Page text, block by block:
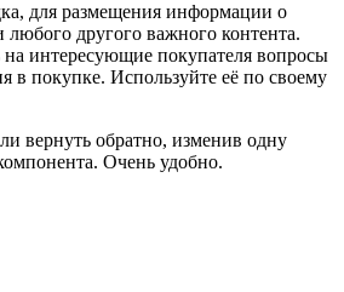
для размещения информации о
любого другого важного контента.
интересующие покупателя вопросы
в покупке. Используйте её по своему
вернуть обратно, изменив одну
Очень удобно.